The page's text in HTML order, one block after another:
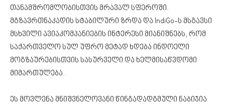
თანამშრომლობისთვის მრავალ სფეროში.
მგზავრთნაკადის სტაბილური ზრდა და IndiGo-ს მსგავსი
მსხვილი ავიაკომპანიების ინტერესი მიანიშნებს, რომ
საქართველო სულ უფრო მეტად ხდება ინდოელი
მოგზაურებისთვის სასურველი და ხელმისაწვდომი
მიმართულება.
ეს მოვლენა მნიშვნელოვანი წინგადადგმული ნაბიჯია